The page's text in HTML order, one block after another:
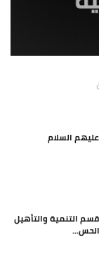
السلام
قسم التنمية والتأهيل